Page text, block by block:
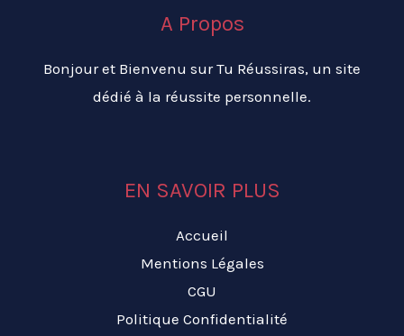
A Propos
Bonjour et Bienvenu sur Tu Réussiras, un site
dédié à la réussite personnelle.
EN SAVOIR PLUS
Accueil
Mentions Légales
CGU
Politique Confidentialité